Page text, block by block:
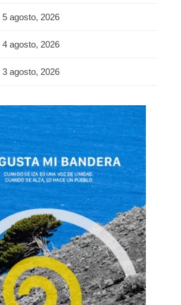
5 agosto, 2026
4 agosto, 2026
3 agosto, 2026